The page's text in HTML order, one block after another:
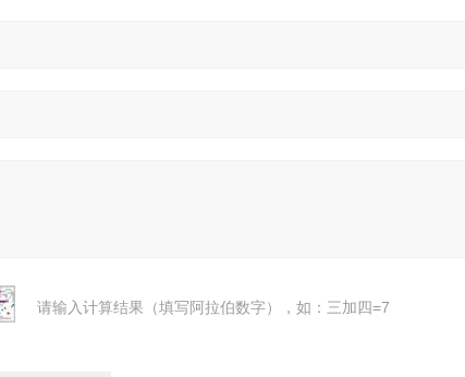
请输入计算结果（填写阿拉伯数字），如：三加四=7